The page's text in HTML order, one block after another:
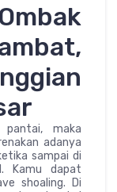
maka
adanya
sampai di
Kamu dapat
shoaling. Di